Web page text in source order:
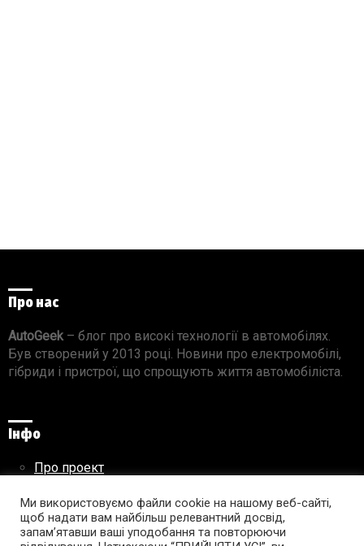
Про нас
AutoGeek– блог про високі технології в автомобілях.
Був створений у 2013 році. Новини про електромобілі,
гібриди і пристрої, що спрощують життя автомобіліста.
Інфо
Про проект
Правила використання матеріалів
Ми використовуємо файли cookie на нашому веб-сайті,
щоб надати вам найбільш релевантний досвід,
запам’ятавши ваші уподобання та повторюючи